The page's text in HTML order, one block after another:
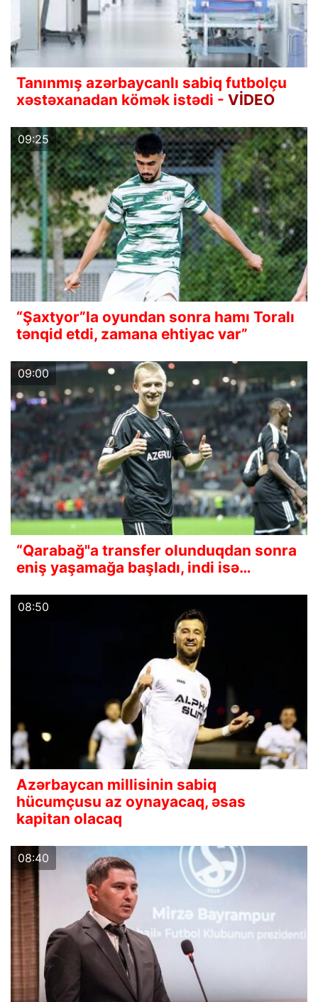
Tanınmış azərbaycanlı sabiq futbolçu
xəstəxanadan kömək istədi - VİDEO
09:25
“Şaxtyor”la oyundan sonra hamı Toralı
tənqid etdi, zamana ehtiyac var”
09:00
“Qarabağ"a transfer olunduqdan sonra
eniş yaşamağa başladı, indi isə…
08:50
Azərbaycan millisinin sabiq
hücumçusu az oynayacaq, əsas
kapitan olacaq
08:40